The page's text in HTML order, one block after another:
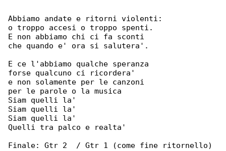
Abbiamo andate e ritorni violenti:
o troppo accesi o troppo spenti.
E non abbiamo chi ci fa sconti
che quando e' ora si salutera'.
E ce l'abbiamo qualche speranza
forse qualcuno ci ricordera'
e non solamente per le canzoni
per le parole o la musica
Siam quelli la'
Siam quelli la'
Siam quelli la'
Quelli tra palco e realta'
Finale: Gtr 2  / Gtr 1 (come fine ritornello)